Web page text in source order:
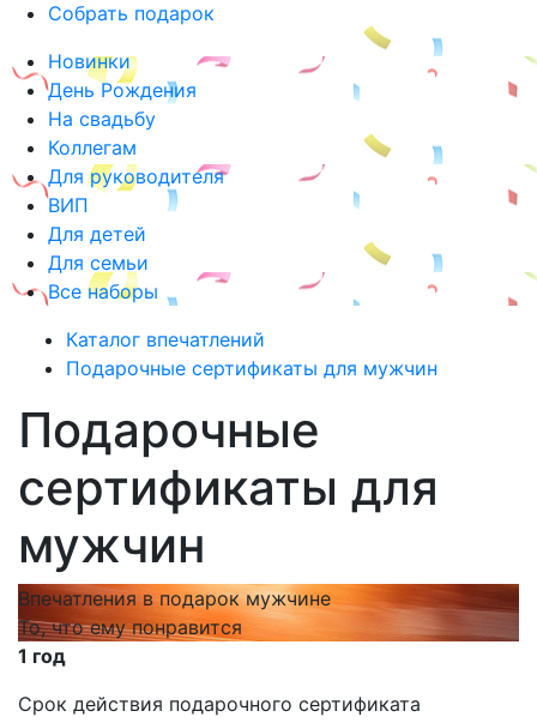
Собрать подарок
Новинки
День Рождения
На свадьбу
Коллегам
Для руководителя
ВИП
Для детей
Для семьи
Все наборы
Каталог впечатлений
Подарочные сертификаты для мужчин
Подарочные
сертификаты для
мужчин
Впечатления в подарок мужчине
То, что ему понравится
1 год
Срок действия подарочного сертификата